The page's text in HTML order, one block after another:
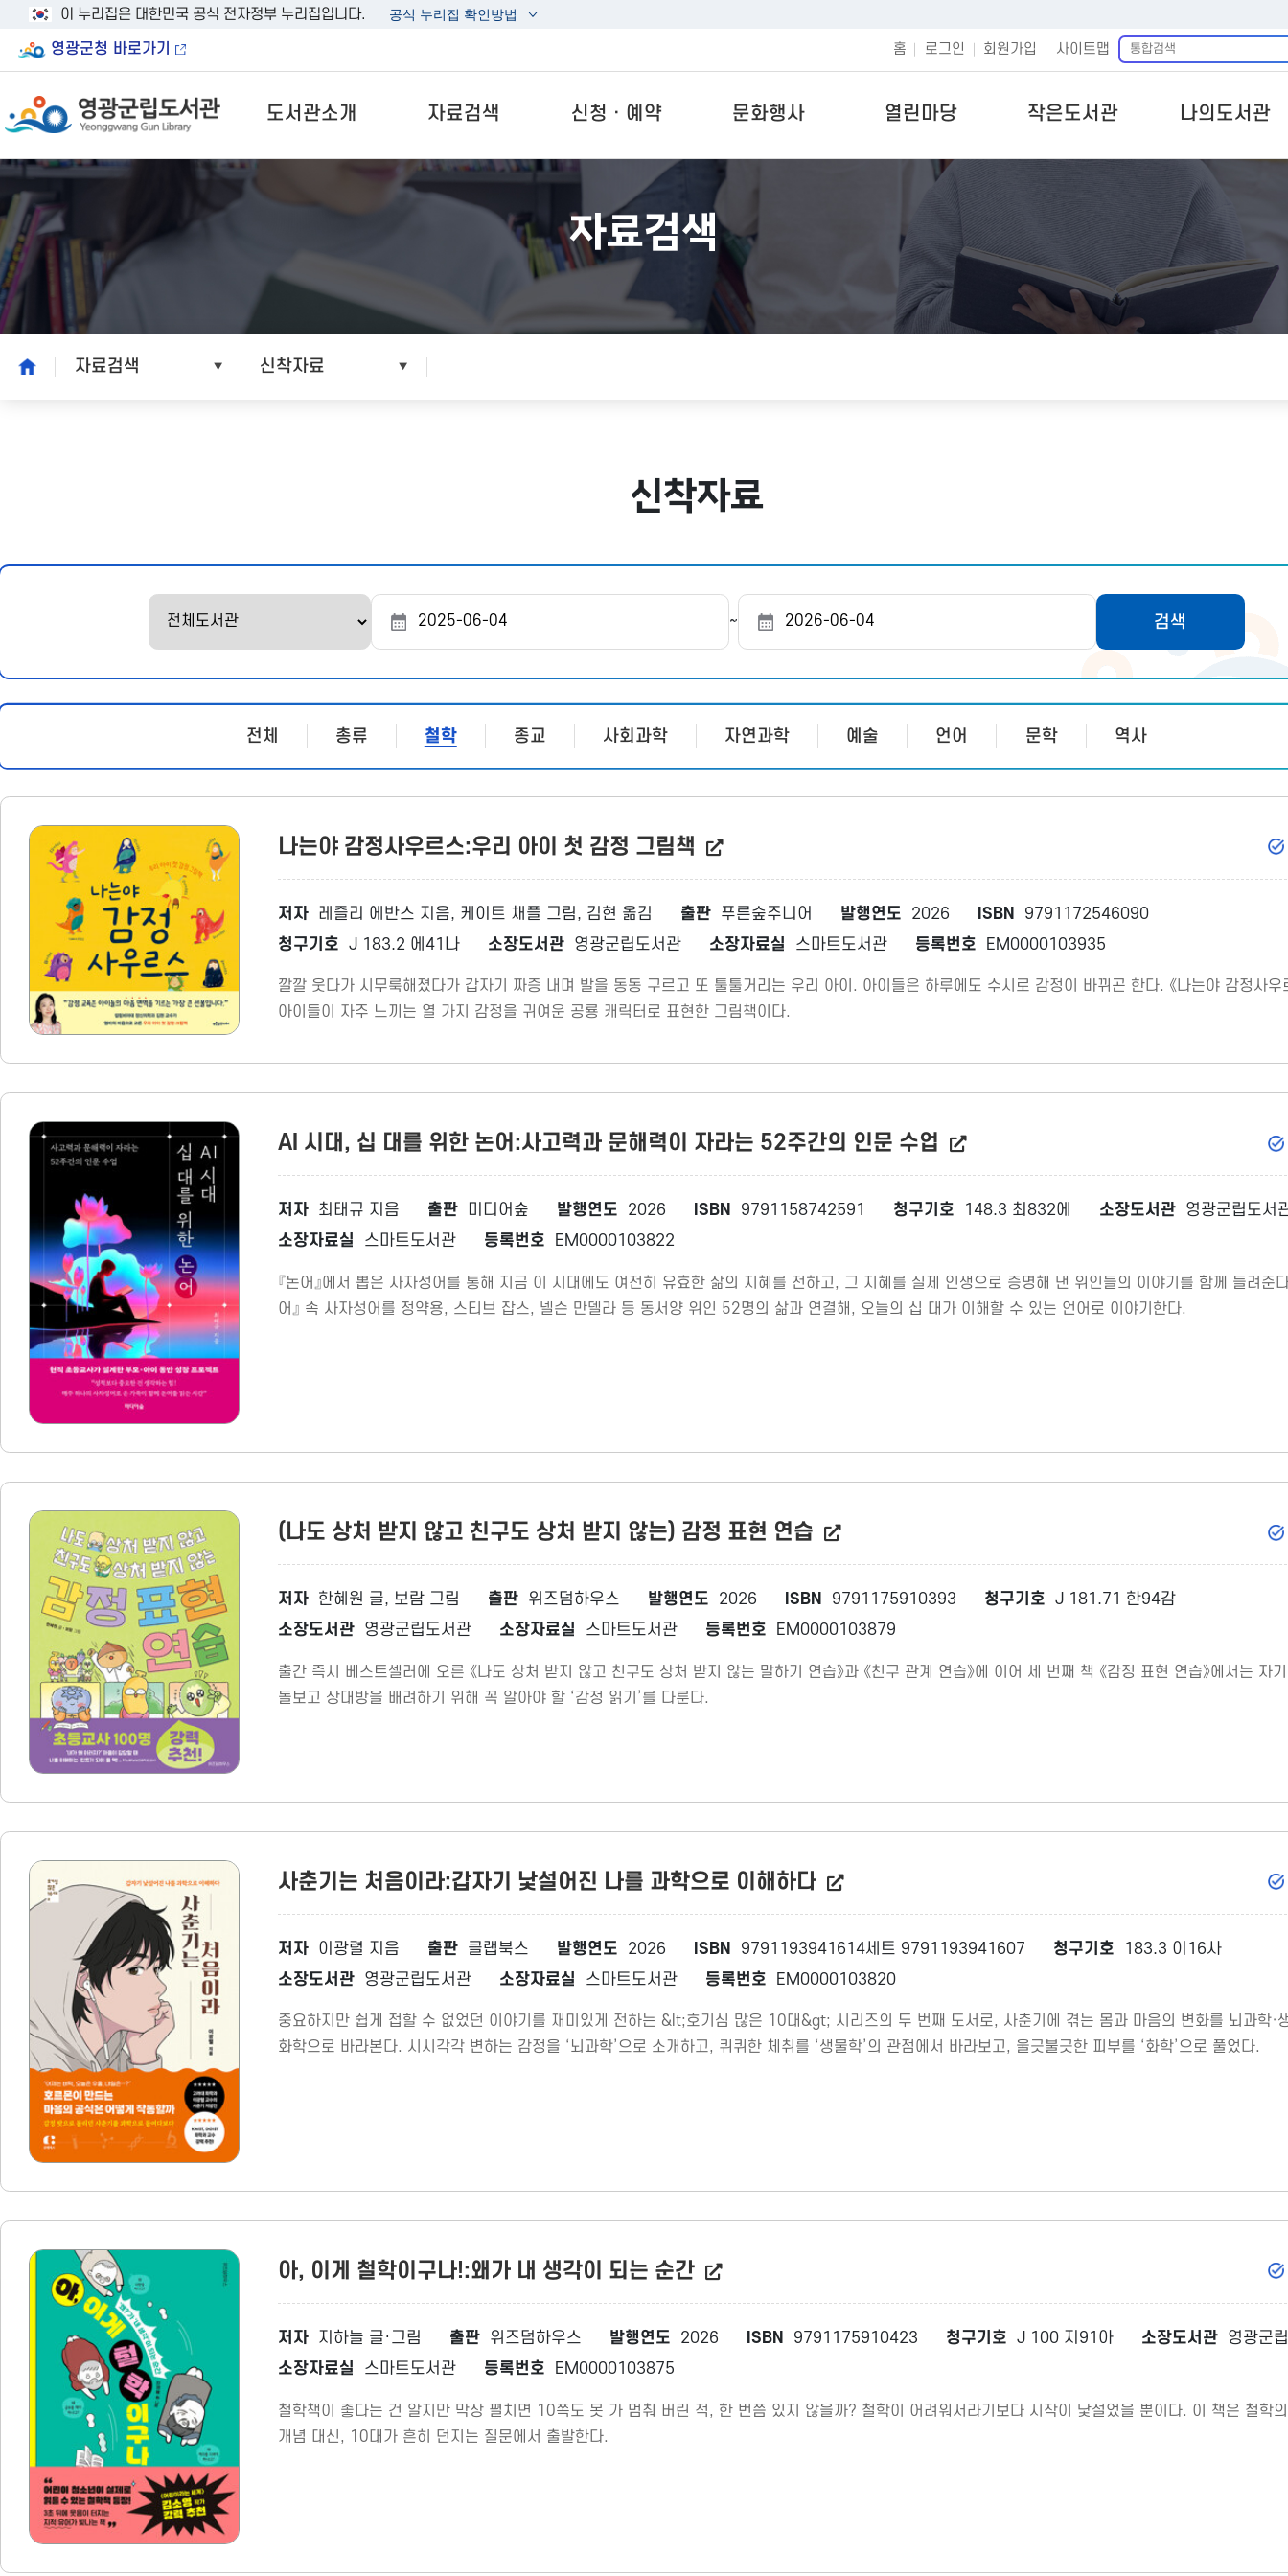
이 누리집은 대한민국 공식 전자정부 누리집입니다. 공식 누리집 확인방법
영광군청 바로가기 홈 로그인 회원가입 사이트맵
통
합
도서관소개 자료검색 신청ㆍ예약 문화행사 열린마당 작은도서관 나의도서관
자료검색
home 자료검색 신착자료
신착자료
관
회
시
~
회
종
검색
전체 총류 철학 종교 사회과학 자연과학 예술 언어 문학 역사
나는야 감정사우르스:우리 아이 첫 감정 그림책
저자 레즐리 에반스 지음, 케이트 채플 그림, 김현 옮김 출판 푸른숲주니어 발행연도 2026 ISBN
9791172546090
청구기호 J 183.2 에41나 소장도서관 영광군립도서관 소장자료실 스마트도서관 등록번호 EM0000103935
깔깔 웃다가 시무룩해졌다가 갑자기 짜증 내며 발을 동동 구르고 또 툴툴거리는 우리 아이. 아이들은 하루에도 수시로 감정이 바뀌곤 한다. 《나는야 감정사우
아이들이 자주 느끼는 열 가지 감정을 귀여운 공룡 캐릭터로 표현한 그림책이다.
AI 시대, 십 대를 위한 논어:사고력과 문해력이 자라는 52주간의 인문 수업
저자 최태규 지음 출판 미디어숲 발행연도 2026 ISBN 9791158742591 청구기호 148.3 최832에 소장도서관 영광군립도서
소장자료실
스마트도서관 등록번호 EM0000103822
『논어』에서 뽑은 사자성어를 통해 지금 이 시대에도 여전히 유효한 삶의 지혜를 전하고, 그 지혜를 실제 인생으로 증명해 낸 위인들의 이야기를 함께 들려준
어』 속 사자성어를 정약용, 스티브 잡스, 넬슨 만델라 등 동서양 위인 52명의 삶과 연결해, 오늘의 십 대가 이해할 수 있는 언어로 이야기한다.
(나도 상처 받지 않고 친구도 상처 받지 않는) 감정 표현 연습
저자 한혜원 글, 보람 그림 출판 위즈덤하우스 발행연도 2026 ISBN 9791175910393 청구기호 J 181.71 한94감
소장도서관 영광군립도서관 소장자료실 스마트도서관 등록번호 EM0000103879
출간 즉시 베스트셀러에 오른 《나도 상처 받지 않고 친구도 상처 받지 않는 말하기 연습》과 《친구 관계 연습》에 이어 세 번째 책 《감정 표현 연습》에서는 자
돌보고 상대방을 배려하기 위해 꼭 알아야 할 ‘감정 읽기’를 다룬다.
사춘기는 처음이라:갑자기 낯설어진 나를 과학으로 이해하다
저자 이광렬 지음 출판 클랩북스 발행연도 2026 ISBN 9791193941614세트 9791193941607 청구기호
183.3 이16사
소장도서관 영광군립도서관 소장자료실 스마트도서관 등록번호 EM0000103820
중요하지만 쉽게 접할 수 없었던 이야기를 재미있게 전하는 &lt;호기심 많은 10대&gt; 시리즈의 두 번째 도서로, 사춘기에 겪는 몸과 마음의 변화를 뇌과학·
화학으로 바라본다. 시시각각 변하는 감정을 ‘뇌과학’으로 소개하고, 퀴퀴한 체취를 ‘생물학’의 관점에서 바라보고, 울긋불긋한 피부를 ‘화학’으로 풀었다.
아, 이게 철학이구나!:왜가 내 생각이 되는 순간
저자 지하늘 글·그림 출판 위즈덤하우스 발행연도 2026 ISBN 9791175910423 청구기호 J 100 지91아 소장도서관 영광군
소장자료실
스마트도서관 등록번호 EM0000103875
철학책이 좋다는 건 알지만 막상 펼치면 10쪽도 못 가 멈춰 버린 적, 한 번쯤 있지 않을까? 철학이 어려워서라기보다 시작이 낯설었을 뿐이다. 이 책은 철학
개념 대신, 10대가 흔히 던지는 질문에서 출발한다.